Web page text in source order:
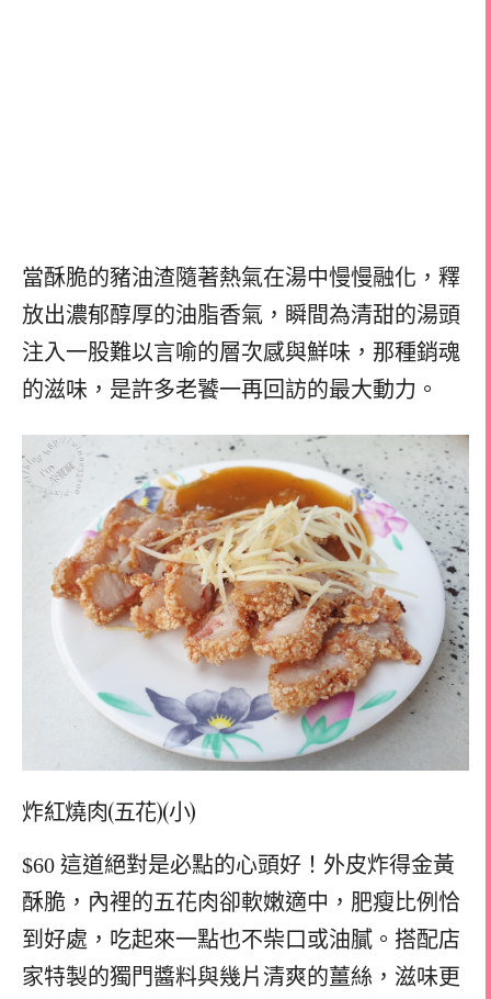
當酥脆的豬油渣隨著熱氣在湯中慢慢融化，釋
放出濃郁醇厚的油脂香氣，瞬間為清甜的湯頭
注入一股難以言喻的層次感與鮮味，那種銷魂
的滋味，是許多老饕一再回訪的最大動力。
炸紅燒肉(五花)(小)
$60 這道絕對是必點的心頭好！外皮炸得金黃
酥脆，內裡的五花肉卻軟嫩適中，肥瘦比例恰
到好處，吃起來一點也不柴口或油膩。搭配店
家特製的獨門醬料與幾片清爽的薑絲，滋味更